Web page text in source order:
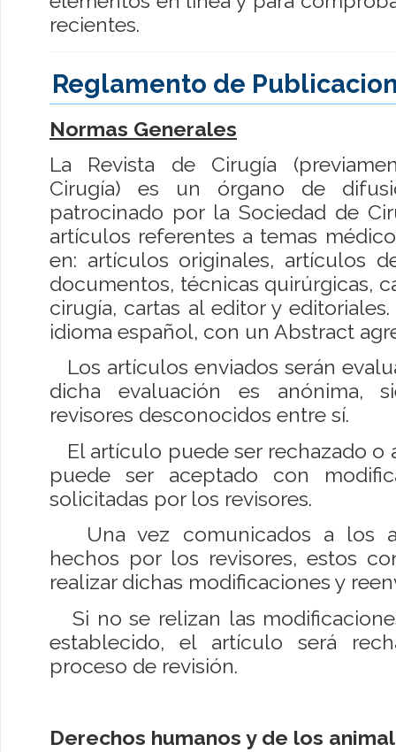
recientes.
Reglamento de
Normas Generales
La Revista de Cirugía
Cirugía) es un órgano de
patrocinado por la Sociedad de
artículos referentes a temas
en: artículos originales, artículos
documentos, técnicas quirúrgicas,
cirugía, cartas al editor y
idioma español, con un Abstract
Los artículos enviados serán
dicha evaluación es anónima,
revisores desconocidos entre sí.
El artículo puede ser rechazado o
puede ser aceptado con
solicitadas por los revisores.
Una vez comunicados a los
hechos por los revisores, estos
realizar dichas modificaciones y
Si no se relizan las
establecido, el artículo será
proceso de revisión.
Derechos humanos y de los